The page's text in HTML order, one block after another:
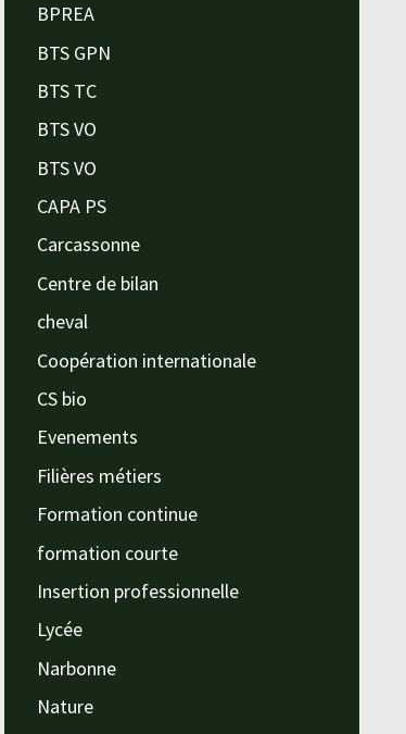
BPREA
BTS GPN
BTS TC
BTS VO
BTS VO
CAPA PS
Carcassonne
Centre de bilan
cheval
Coopération internationale
CS bio
Evenements
Filières métiers
Formation continue
formation courte
Insertion professionnelle
Lycée
Narbonne
Nature